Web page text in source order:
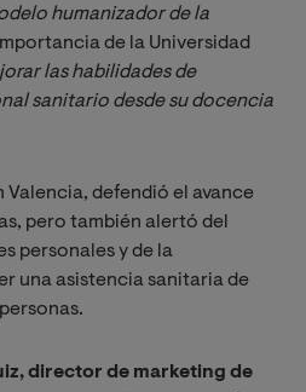
humanizador de la
de la Universidad
las habilidades de
sanitario desde su docencia
Valencia, defendió el avance
pero también alertó del
personales y de la
una asistencia sanitaria de
director de marketing de